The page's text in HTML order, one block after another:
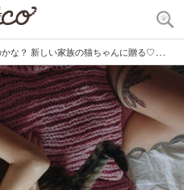
新しい家族の猫ちゃんに贈る♡色々な名前♪